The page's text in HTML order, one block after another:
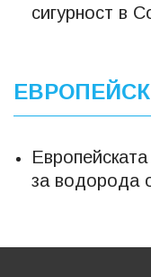
сигурност в
за водорода